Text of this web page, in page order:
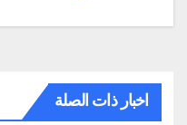
اخبار ذات الصلة